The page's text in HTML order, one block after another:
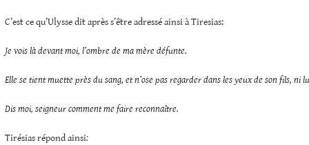
C’est ce qu’Ulysse dit après s’être adressé ainsi à Tiresias:
Je vois là devant moi, l’ombre de ma mère défunte.
Elle se tient muette près du sang, et n’ose pas regarder dans les yeux de son fils, ni
Dis moi, seigneur comment me faire reconnaître.
Tirésias répond ainsi: